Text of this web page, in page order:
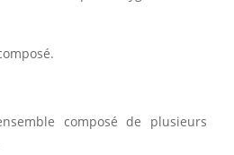
composé de plusieurs